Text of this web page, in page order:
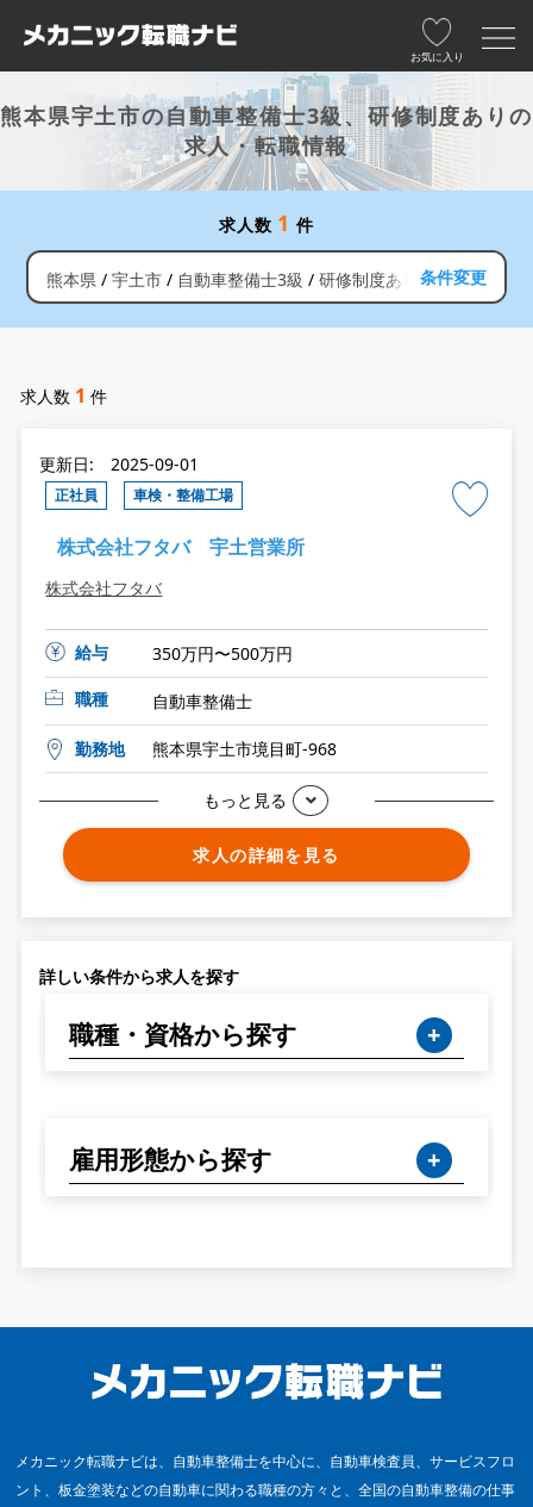
お気に入り
熊本県宇土市の自動車整備士3級、研修制度ありの
求人・転職情報
求人数 1 件
熊本県 宇土市 自動車整備士3級 研修制度あり 条件変更
求人数 1 件
更新日: 2025-09-01
正社員 車検・整備工場
株式会社フタバ 宇土営業所
株式会社フタバ
給与
350万円〜500万円
職種
自動車整備士
勤務地 熊本県宇土市境目町-968
もっと見る
求人の詳細を見る
詳しい条件から求人を探す
職種・資格から探す
雇用形態から探す
メカニック転職ナビは、自動車整備士を中心に、自動車検査員、サービスフロ
ント、板金塗装などの自動車に関わる職種の方々と、全国の自動車整備の仕事